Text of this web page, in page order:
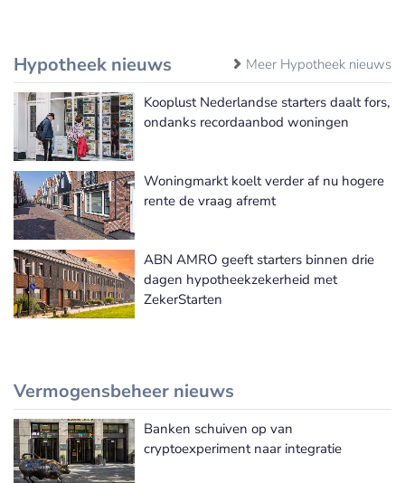
Hypotheek nieuws Meer Hypotheek nieuws
Kooplust Nederlandse starters daalt fors,
ondanks recordaanbod woningen
Woningmarkt koelt verder af nu hogere
rente de vraag afremt
ABN AMRO geeft starters binnen drie
dagen hypotheekzekerheid met
ZekerStarten
Vermogensbeheer nieuws
Meer Vermogensbeheer nieuws
Banken schuiven op van
cryptoexperiment naar integratie